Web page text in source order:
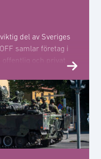
del av Sveriges
samlar företag i
offentlig och privat
i frågor relaterade